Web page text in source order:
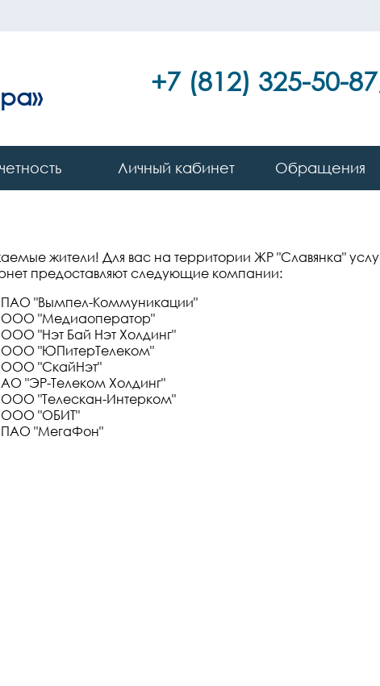
+7 (812) 325-50-
Личный кабинет Обращения
жители! Для вас на территории ЖР "Славянка"
предоставляют следующие компании:
ПАО "Вымпел-Коммуникации"
ООО "Медиаоператор"
ООО "Нэт Бай Нэт Холдинг"
ООО "ЮПитерТелеком"
ООО "СкайНэт"
АО "ЭР-Телеком Холдинг"
ООО "Телескан-Интерком"
ООО "ОБИТ"
ПАО "МегаФон"